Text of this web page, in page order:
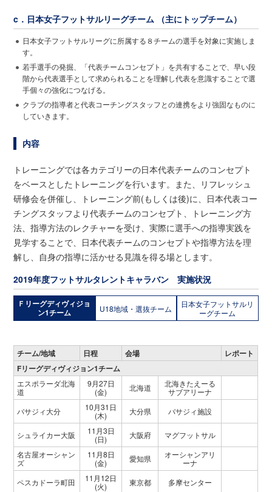
c．日本女子フットサルリーグチーム （主にトップチーム）
日本女子フットサルリーグに所属する８チームの選手を対象に実施しま
す。
若手選手の発掘、「代表チームコンセプト」を共有することで、早い段
階から代表選手として求められることを理解し代表を意識することで選
手個々の強化につなげる。
クラブの指導者と代表コーチングスタッフとの連携をより強固なものに
していきます。
内容
トレーニングでは各カテゴリーの日本代表チームのコンセプト
をベースとしたトレーニングを行います。また、リフレッシュ
研修会を併催し、トレーニング前(もしくは後)に、日本代表コー
チングスタッフより代表チームのコンセプト、トレーニング方
法、指導方法のレクチャーを受け、実際に選手への指導実践を
見学することで、日本代表チームのコンセプトや指導方法を理
解し、自身の指導に活かせる見識を得る場とします。
2019年度フットサルタレントキャラバン 実施状況
Ｆリーグディヴィジョ
ン1チーム
U18地域・選抜チーム
日本女子フットサルリ
ーグチーム
チーム/地域 日程 会場
レポート
Fリーグディヴィジョン1チーム
エスポラーダ北海
道
9月27日
(金)
北海道
北海きたえーる
サブアリーナ
バサジィ大分
10月31日
(木)
大分県 バサジィ施設
シュライカー大阪
11月3日
(日)
大阪府
マグフットサル
名古屋オーシャン
ズ
11月8日
(金)
愛知県
オーシャンアリ
ーナ
ペスカドーラ町田
11月12日
(火)
東京都 多摩センター